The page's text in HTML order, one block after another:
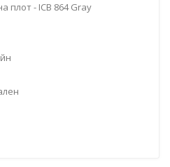
плот - ICB 864 Gray